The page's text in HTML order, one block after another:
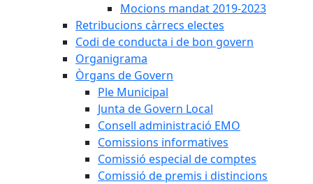
Mocions mandat 2019-2023
Retribucions càrrecs electes
Codi de conducta i de bon govern
Organigrama
Òrgans de Govern
Ple Municipal
Junta de Govern Local
Consell administració EMO
Comissions informatives
Comissió especial de comptes
Comissió de premis i distincions